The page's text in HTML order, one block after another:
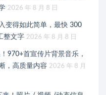
2026 年 8 月 8 日
变得如此简单，最快 300
整文字 2026 年 8 月 8 日
970+首宣传片背景音乐，
，高质量内容 2026 年 8 月